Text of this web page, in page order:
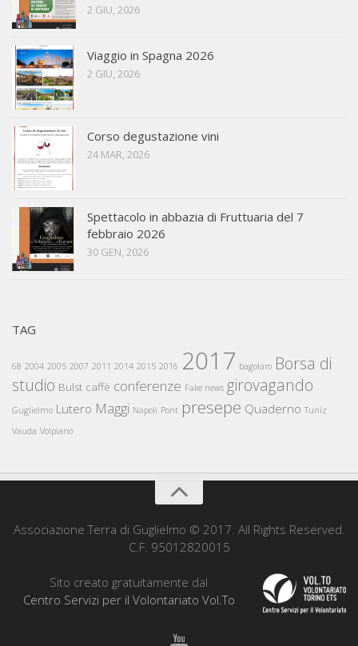
2 GIU, 2026
Viaggio in Spagna 2026
2 GIU, 2026
Corso degustazione vini
24 MAR, 2026
Spettacolo in abbazia di Fruttuaria del 7
febbraio 2026
30 GEN, 2026
TAG
68 2004 2005 2007 2011 2014 2015 2016 2017 bagolaro Borsa di
studio Bulst caffè conferenze Fake news girovagando
Guglielmo Lutero Maggi Napoli Pont presepe Quaderno Tuniz
Vauda Volpiano
Associazione Terra di Guglielmo © 2017. All Rights Reserved.
C.F. 95012820015
Sito creato gratuitamente dal
Centro Servizi per il Volontariato Vol.To